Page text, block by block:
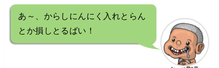
あ～、からしにんにく入れとらん
とか損しとるばい！